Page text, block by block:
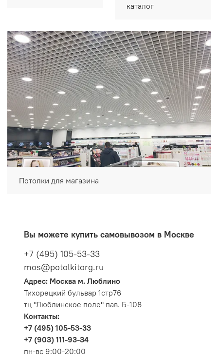
каталог
Потолки для магазина
Вы можете купить самовывозом в Москве
+7 (495) 105-53-33
mos@potolkitorg.ru
Адрес: Москва м. Люблино
Тихорецкий бульвар 1стр76
тц "Люблинское поле" пав. Б-108
Контакты:
+7 (495) 105-53-33
+7 (903) 111-93-34
пн-вс 9:00-20:00